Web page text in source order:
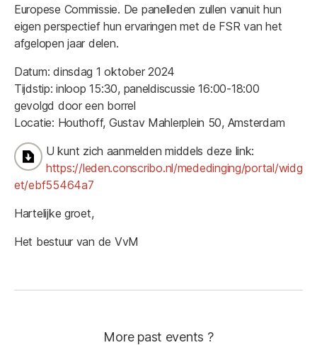
Europese Commissie. De panelleden zullen vanuit hun
eigen perspectief hun ervaringen met de FSR van het
afgelopen jaar delen.
Datum: dinsdag 1 oktober 2024
Tijdstip: inloop 15:30, paneldiscussie 16:00-18:00
gevolgd door een borrel
Locatie: Houthoff, Gustav Mahlerplein 50, Amsterdam
U kunt zich aanmelden middels deze link:
https://leden.conscribo.nl/mededinging/portal/widg
et/ebf55464a7
Hartelijke groet,
Het bestuur van de VvM
More past events ?